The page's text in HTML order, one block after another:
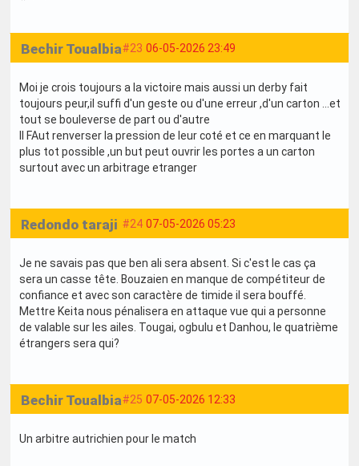
#23 06-05-2026 23:49
Bechir Toualbia
Moi je crois toujours a la victoire mais aussi un derby fait
toujours peur,il suffi d'un geste ou d'une erreur ,d'un carton ...et
tout se bouleverse de part ou d'autre
Il FAut renverser la pression de leur coté et ce en marquant le
plus tot possible ,un but peut ouvrir les portes a un carton
surtout avec un arbitrage etranger
#24 07-05-2026 05:23
Redondo taraji
Je ne savais pas que ben ali sera absent. Si c'est le cas ça
sera un casse tête. Bouzaien en manque de compétiteur de
confiance et avec son caractère de timide il sera bouffé.
Mettre Keita nous pénalisera en attaque vue qui a personne
de valable sur les ailes. Tougai, ogbulu et Danhou, le quatrième
étrangers sera qui?
#25 07-05-2026 12:33
Bechir Toualbia
Un arbitre autrichien pour le match